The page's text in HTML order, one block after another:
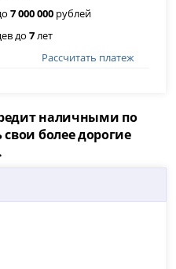
7 000 000 рублей
до7лет
Рассчитать платеж
наличными по
более дорогие